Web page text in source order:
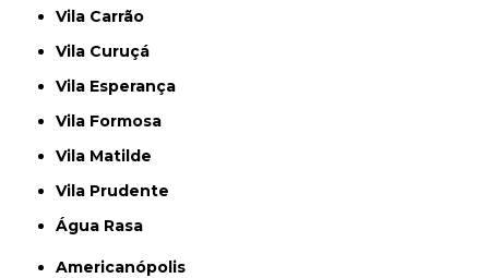
Vila Carrão
Vila Curuçá
Vila Esperança
Vila Formosa
Vila Matilde
Vila Prudente
Água Rasa
Americanópolis